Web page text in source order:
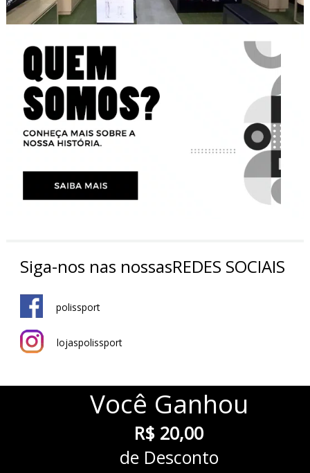
Siga-nos nas nossasREDES SOCIAIS
polissport
lojaspolissport
Você Ganhou
R$ 20,00
de Desconto